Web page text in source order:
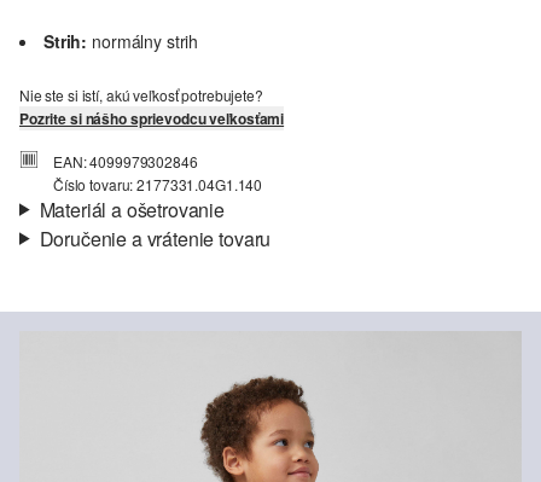
Strih: normálny strih
Nie ste si istí, akú veľkosť potrebujete?
Pozrite si nášho sprievodcu veľkosťami
EAN: 4099979302846
Číslo tovaru: 2177331.04G1.140
Materiál a ošetrovanie
Materiál: Bavlna
Doručenie a vrátenie tovaru
Vaša objednávka bude odoslaná do 4-8 pracovných dní
štandardné doručenie sú 4,95 €